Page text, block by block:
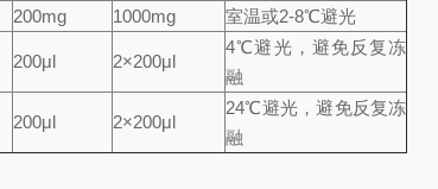
200mg 1000mg 室温或2-8℃避光
200μl 2×200μl
4℃避光，避免反复冻
融
200μl 2×200μl
24℃避光，避免反复冻
融